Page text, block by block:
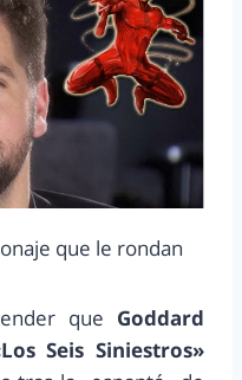
que le rondan
que Goddard
Seis Siniestros»